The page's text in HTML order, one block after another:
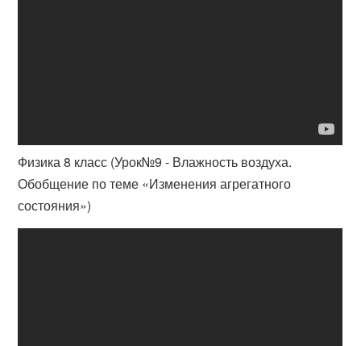
Физика 8 класс (Урок№9 - Влажность воздуха.
Обобщение по теме «Изменения агрегатного
состояния»)